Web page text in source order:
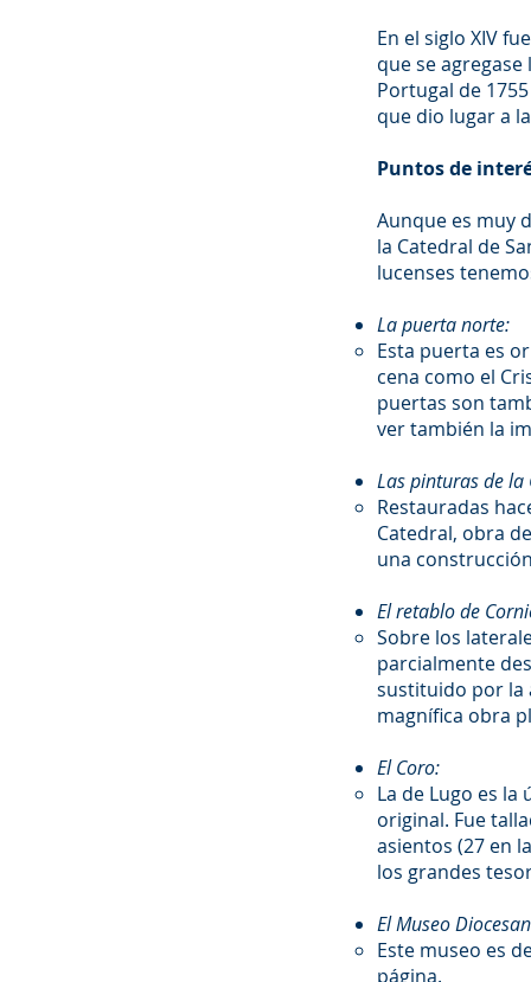
En el siglo XIV
que se
Portugal de
que dio lugar a
Puntos de
Aunque es muy
la Catedral de
lucenses
La puerta norte:
Esta puerta es
cena como el
puertas son
ver también la
Las pinturas de la
Restauradas
Catedral, obra
una
El retablo de
Sobre los
parcialmente
sustituido por la
magnífica obra
El Coro:
La de Lugo es
original. Fue
asientos (27 en
los grandes
El Museo
Este museo es
página.